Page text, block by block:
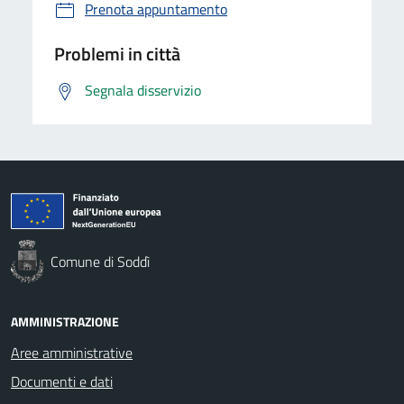
Prenota appuntamento
Problemi in città
Segnala disservizio
Comune di Soddì
AMMINISTRAZIONE
Aree amministrative
Documenti e dati